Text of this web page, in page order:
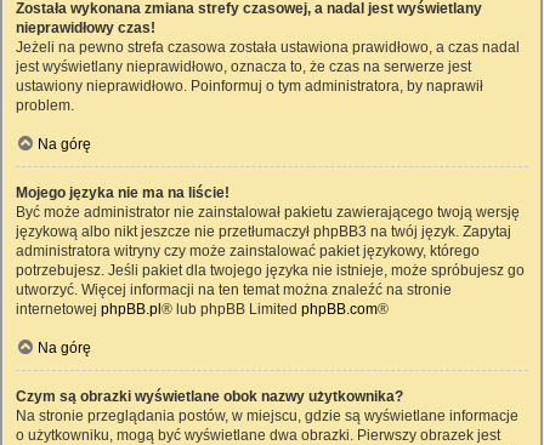
Została wykonana zmiana strefy czasowej, a nadal jest wyświetlany
nieprawidłowy czas!
Jeżeli na pewno strefa czasowa została ustawiona prawidłowo, a czas nadal
jest wyświetlany nieprawidłowo, oznacza to, że czas na serwerze jest
ustawiony nieprawidłowo. Poinformuj o tym administratora, by naprawił
problem.
Na górę
Mojego języka nie ma na liście!
Być może administrator nie zainstalował pakietu zawierającego twoją wersję
językową albo nikt jeszcze nie przetłumaczył phpBB3 na twój język. Zapytaj
administratora witryny czy może zainstalować pakiet językowy, którego
potrzebujesz. Jeśli pakiet dla twojego języka nie istnieje, może spróbujesz go
utworzyć. Więcej informacji na ten temat można znaleźć na stronie
internetowej phpBB.pl ® lub phpBB Limited phpBB.com®
Na górę
Czym są obrazki wyświetlane obok nazwy użytkownika?
Na stronie przeglądania postów, w miejscu, gdzie są wyświetlane informacje
o użytkowniku, mogą być wyświetlane dwa obrazki. Pierwszy obrazek jest